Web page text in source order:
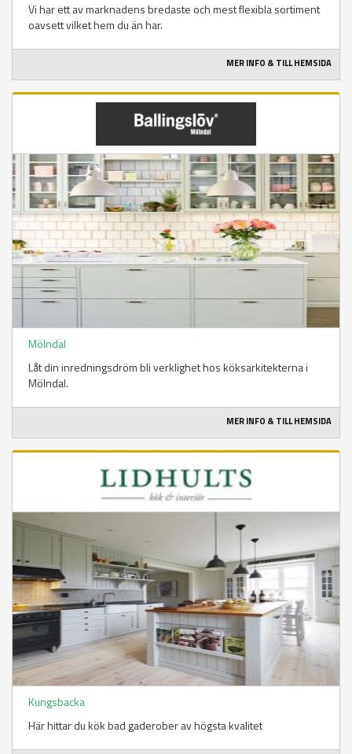
Vi har ett av marknadens bredaste och mest flexibla sortiment
oavsett vilket hem du än har.
MER INFO & TILL HEMSIDA
Mölndal
Låt din inredningsdröm bli verklighet hos köksarkitekterna i
Mölndal.
MER INFO & TILL HEMSIDA
Kungsbacka
Här hittar du kök bad gaderober av högsta kvalitet